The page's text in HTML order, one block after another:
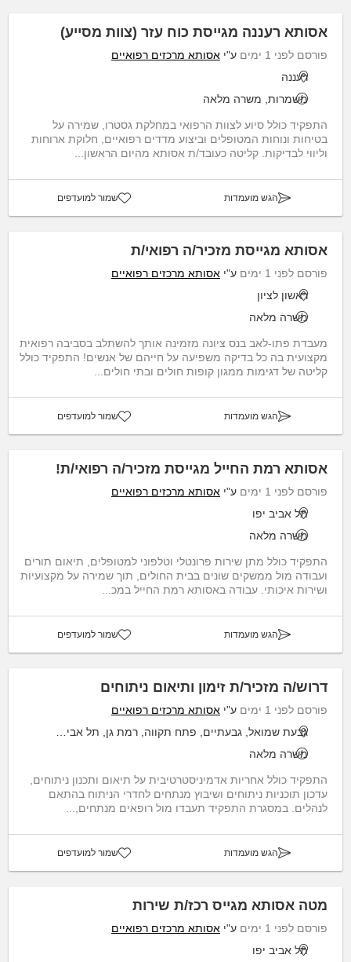
אסותא רעננה מגייסת כוח עזר (צוות מסייע)
פורסם לפני 1 ימים ע"י אסותא מרכזים רפואיים
רעננה
משמרות, משרה מלאה
התפקיד כולל סיוע לצוות הרפואי במחלקת גסטרו, שמירה על
בטיחות ונוחות המטופלים וביצוע מדדים רפואיים, חלוקת ארוחות
וליווי לבדיקות. קליטה כעובד/ת אסותא מהיום הראשון...
הגש מועמדות שמור למועדפים
אסותא מגייסת מזכיר/ה רפואי/ת
פורסם לפני 1 ימים ע"י אסותא מרכזים רפואיים
ראשון לציון
משרה מלאה
מעבדת פתו-לאב בנס ציונה מזמינה אותך להשתלב בסביבה רפואית
מקצועית בה כל בדיקה משפיעה על חייהם של אנשים! התפקיד כולל
קליטה של דגימות ממגון קופות חולים ובתי חולים...
הגש מועמדות שמור למועדפים
אסותא רמת החייל מגייסת מזכיר/ה רפואי/ת!
פורסם לפני 1 ימים ע"י אסותא מרכזים רפואיים
תל אביב יפו
משרה מלאה
התפקיד כולל מתן שירות פרונטלי וטלפוני למטופלים, תיאום תורים
ועבודה מול ממשקים שונים בבית החולים, תוך שמירה על מקצועיות
ושירות איכותי. עבודה באסותא רמת החייל במכ...
הגש מועמדות שמור למועדפים
דרוש/ה מזכיר/ת זימון ותיאום ניתוחים
פורסם לפני 1 ימים ע"י אסותא מרכזים רפואיים
גבעת שמואל, גבעתיים, פתח תקווה, רמת גן, תל אביב יפו
משרה מלאה
התפקיד כולל אחריות אדמיניסטרטיבית על תיאום ותכנון ניתוחים,
עדכון תוכניות ניתוחים ושיבוץ מנתחים לחדרי הניתוח בהתאם
לנהלים. במסגרת התפקיד תעבדו מול רופאים מנתחים,...
הגש מועמדות שמור למועדפים
מטה אסותא מגייס רכז/ת שירות
פורסם לפני 1 ימים ע"י אסותא מרכזים רפואיים
תל אביב יפו